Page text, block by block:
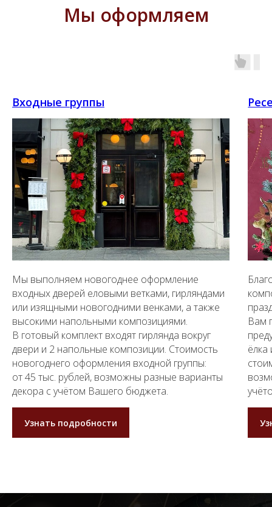
Мы оформляем
Входные группы
Мы выполняем новогоднее оформление
входных дверей еловыми ветками, гирляндами
или изящными новогодними венками, а также
высокими напольными композициями.
В готовый комплект входят гирлянда вокруг
двери и 2 напольные композиции. Стоимость
новогоднего оформления входной группы:
от 45 тыс. рублей, возможны разные варианты
декора с учётом Вашего бюджета.
Узнать подробности
Вам